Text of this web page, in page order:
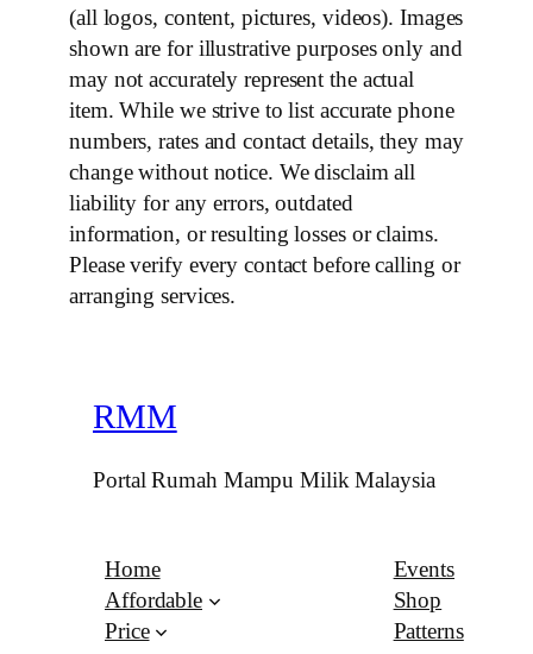
(all logos, content, pictures, videos). Images
shown are for illustrative purposes only and
may not accurately represent the actual
item. While we strive to list accurate phone
numbers, rates and contact details, they may
change without notice. We disclaim all
liability for any errors, outdated
information, or resulting losses or claims.
Please verify every contact before calling or
arranging services.
RMM
Portal Rumah Mampu Milik Malaysia
Home
Affordable
Price
Events
Shop
Patterns